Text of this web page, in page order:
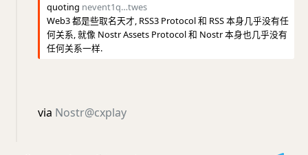
quoting nevent1q…twes
Web3 都是些取名天才, RSS3 Protocol 和 RSS 本身几乎没有任
何关系, 就像 Nostr Assets Protocol 和 Nostr 本身也几乎没有
任何关系一样.
via Nostr@cxplay